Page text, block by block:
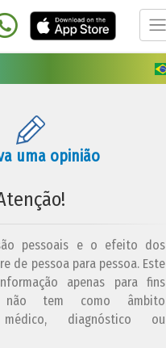
uma opinião
pessoais e o efeito dos
de pessoa para pessoa. Este
apenas para fins
não tem como âmbito
médico, diagnóstico ou